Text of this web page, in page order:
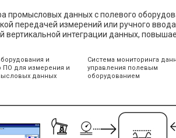
промысловых данных с полевого
передачей измерений или ручного
вертикальной интеграции данных,
и
ПО для измерения и
данных
Система мониторинга
управления полевым
оборудованием